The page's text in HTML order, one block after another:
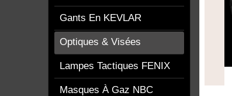
Gants En KEVLAR
Optiques & Visées
Lampes Tactiques FENIX
Masques À Gaz NBC